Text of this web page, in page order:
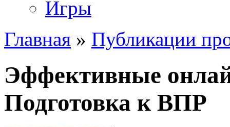
Игры
Главная » Публикации
Эффективные
Подготовка к ВПР